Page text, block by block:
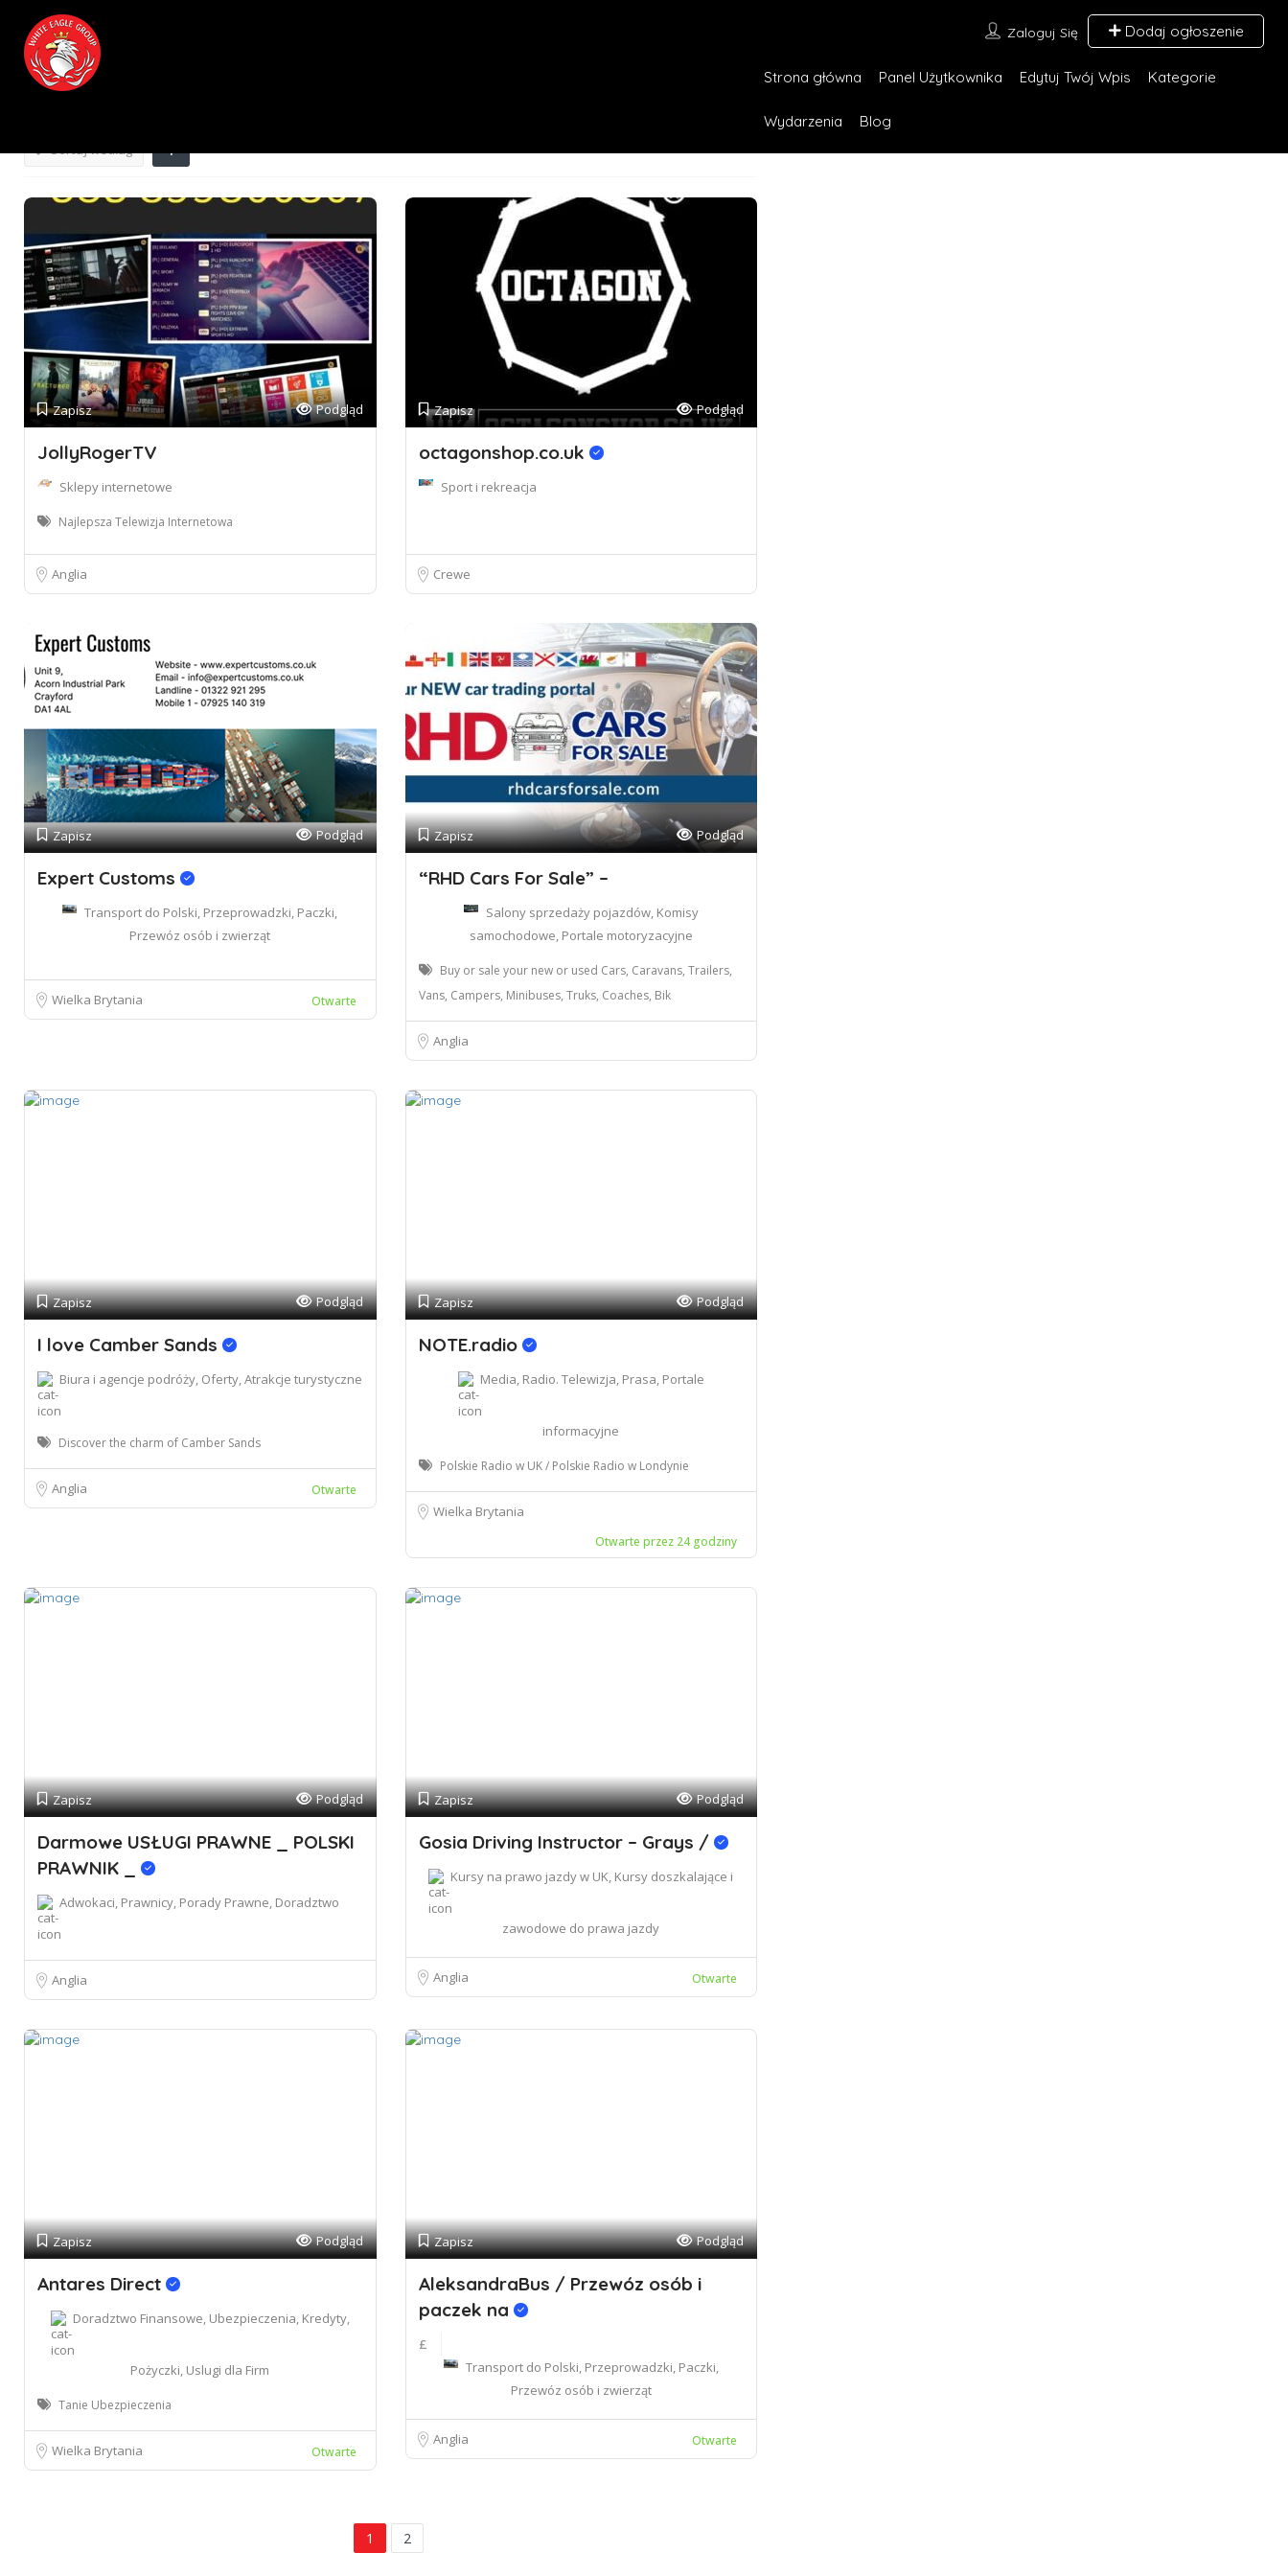
Zaloguj Się Dodaj ogłoszenie
Strona główna Panel Użytkownika Edytuj Twój Wpis Kategorie
Wydarzenia Blog
Wyniki Dla
Sortuj według
Zapisz Podgląd
JollyRogerTV
Sklepy internetowe
Najlepsza Telewizja Internetowa
Anglia
Zapisz Podgląd
octagonshop.co.uk
Sport i rekreacja
Crewe
Zapisz Podgląd
Expert Customs
Transport do Polski, Przeprowadzki, Paczki,
Przewóz osób i zwierząt
Wielka Brytania Otwarte
Zapisz Podgląd
“RHD Cars For Sale” –
Salony sprzedaży pojazdów, Komisy
samochodowe, Portale motoryzacyjne
Buy or sale your new or used Cars, Caravans, Trailers,
Vans, Campers, Minibuses, Truks, Coaches, Bik
Anglia
Zapisz Podgląd
I love Camber Sands
Biura i agencje podróży, Oferty, Atrakcje turystyczne
Discover the charm of Camber Sands
Anglia Otwarte
Zapisz Podgląd
NOTE.radio
Media, Radio. Telewizja, Prasa, Portale
informacyjne
Polskie Radio w UK / Polskie Radio w Londynie
Wielka Brytania
Otwarte przez 24 godziny
Zapisz Podgląd
Darmowe USŁUGI PRAWNE _ POLSKI
PRAWNIK _
Adwokaci, Prawnicy, Porady Prawne, Doradztwo
Anglia
Zapisz Podgląd
Gosia Driving Instructor – Grays /
Kursy na prawo jazdy w UK, Kursy doszkalające i
zawodowe do prawa jazdy
Anglia Otwarte
Zapisz Podgląd
Antares Direct
Doradztwo Finansowe, Ubezpieczenia, Kredyty,
Pożyczki, Uslugi dla Firm
Tanie Ubezpieczenia
Wielka Brytania Otwarte
Zapisz Podgląd
AleksandraBus / Przewóz osób i
paczek na
£
Transport do Polski, Przeprowadzki, Paczki,
Przewóz osób i zwierząt
Anglia Otwarte
1 2